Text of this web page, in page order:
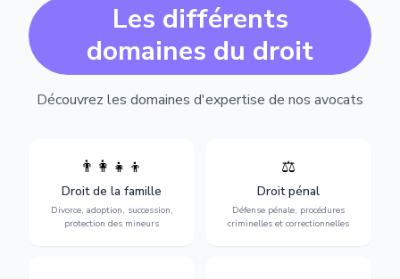
Les différents
domaines du droit
Découvrez les domaines d'expertise de nos avocats
👨‍👩‍👧‍👦
Droit de la famille
Divorce, adoption, succession,
protection des mineurs
Divorce, garde d'enfants,
adoption, succession et
protection des personnes
vulnérables.
⚖️
Droit pénal
Défense pénale, procédures
criminelles et correctionnelles
Expertise en matière pénale,
vue jusqu'au procès, pour
toute affaire correctionnelle
ou criminelle.